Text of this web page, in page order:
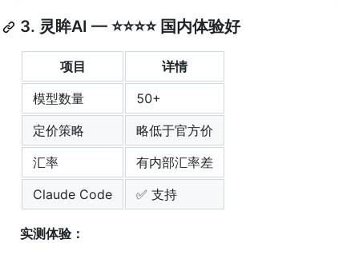
3. 灵眸AI — ⭐⭐⭐⭐ 国内体验好
项目
详情
模型数量
50+
定价策略
略低于官方价
汇率
有内部汇率差
Claude Code
✅ 支持
实测体验：